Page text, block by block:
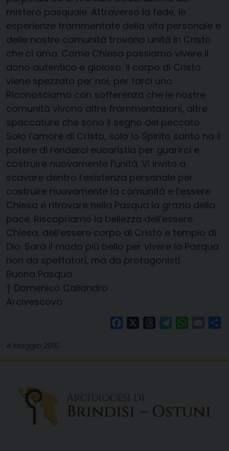
mistero pasquale. Attraverso la fede, le
esperienze frammentate della vita personale e
delle nostre comunità trovano unità in Cristo
che ci ama. Come Chiesa possiamo vivere il
dono autentico e gioioso: il corpo di Cristo
viene spezzato per noi, per farci uno.
Riconosciamo con sofferenza che le nostre
comunità vivono altre frammentazioni, altre
spaccature che sono il segno del peccato.
Solo l’amore di Cristo, solo lo Spirito santo ha il
potere di renderci eucaristia per guarirci e
costruire nuovamente l’unità. Vi invito a
scavare dentro l’esistenza personale per
costruire nuovamente la comunità e l’essere
Chiesa e ritrovare nella Pasqua la grazia della
pace. Riscopriamo la bellezza dell’essere
Chiesa, dell’essere corpo di Cristo e tempio di
Dio. Sarà il modo più bello per vivere la Pasqua
non da spettatori, ma da protagonisti.
Buona Pasqua.
† Domenico Caliandro
Arcivescovo
FacebookThreadsTelegram Email
4 Maggio 2015